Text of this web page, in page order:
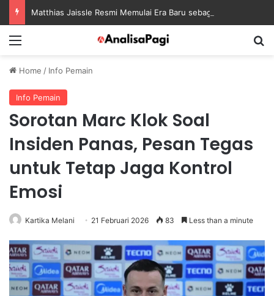
Home / Info Pemain
Info Pemain
Sorotan Marc Klok Soal
Insiden Panas, Pesan Tegas
untuk Tetap Jaga Kontrol
Emosi
Kartika Melani 21 Februari 2026 83 Less than a minute